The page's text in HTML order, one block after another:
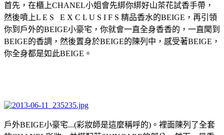
首先，在櫃上CHANEL小姐會先綁你綁好山茶花試香手帶，
然後噴上L E S E X C L U S I F S 精品香水的BEIGE，再引領
你到戶外的BEIGE小豪宅，你就會一直全身香香的，一直聞到
BEIGE的香調，然後置身於BEIGE的陳列中，感受著BEIGE，
你全身都是如此BEIGE。
戶外BEIGE小豪宅...(彩妝師是這麼稱呼的)。裡面陳列了全套